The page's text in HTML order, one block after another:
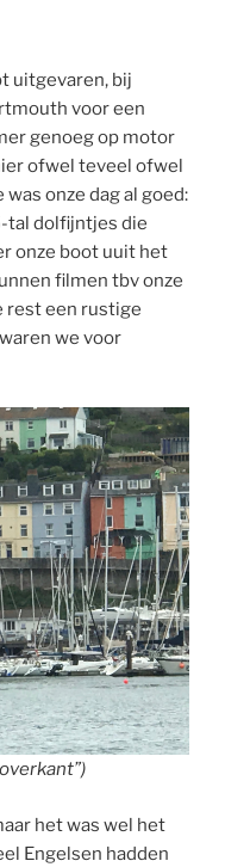
uitgevaren, bij
voor een
genoeg op motor
ofwel teveel ofwel
onze dag al goed:
tal dolfijntjes die
onze boot uuit het
filmen tbv onze
rest een rustige
we voor
het was wel het
Engelsen hadden